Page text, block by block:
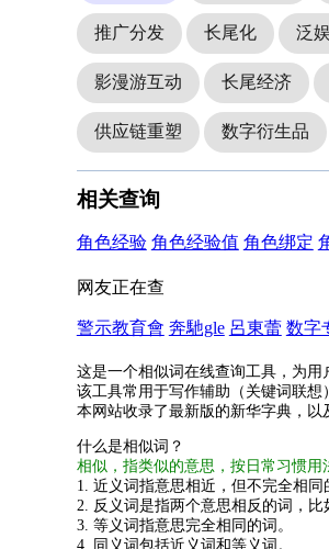
推广分发 长尾化 泛
影漫游互动 长尾经济
供应链重塑 数字衍生品
相关查询
角色经验 角色经验值 角色绑定
网友正在查
警示教育會 奔馳gle 呂東蕾 数字
这是一个相似词在线查询工具，为用
该工具常用于写作辅助（关键词联想
本网站收录了最新版的新华字典，以
什么是相似词？
相似，指类似的意思，按日常习惯用
1. 近义词指意思相近，但不完全相同
2. 反义词是指两个意思相反的词，比
3. 等义词指意思完全相同的词。
4. 同义词包括近义词和等义词。